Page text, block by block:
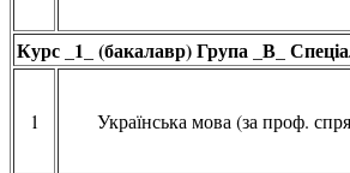
Курс _1_ (бакалавр) Група _В_
1 Українська мова (за проф.